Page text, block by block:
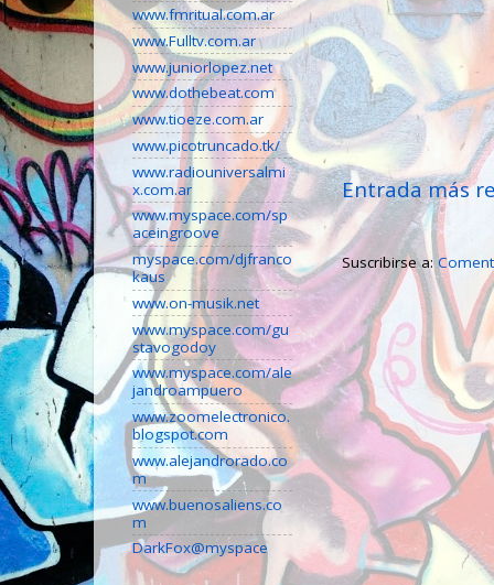
Entrada más
Suscribirse a:
www.fmritual.com.ar
www.Fulltv.com.ar
www.juniorlopez.net
www.dothebeat.com
www.tioeze.com.ar
www.picotruncado.tk/
www.radiouniversalmi
x.com.ar
www.myspace.com/sp
aceingroove
myspace.com/djfranco
kaus
www.on-musik.net
www.myspace.com/gu
stavogodoy
www.myspace.com/ale
jandroampuero
www.zoomelectronico.
blogspot.com
www.alejandrorado.co
m
www.buenosaliens.co
m
DarkFox@myspace